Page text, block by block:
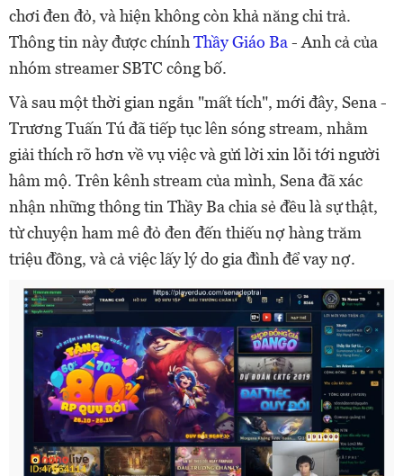
chơi đen đỏ, và hiện không còn khả năng chi trả.
Thông tin này được chínhThầy Giáo Ba - Anh cả của
nhóm streamer SBTC công bố.
Và sau một thời gian ngắn "mất tích", mới đây, Sena -
Trương Tuấn Tú đã tiếp tục lên sóng stream, nhằm
giải thích rõ hơn về vụ việc và gửi lời xin lỗi tới người
hâm mộ. Trên kênh stream của mình, Sena đã xác
nhận những thông tin Thầy Ba chia sẻ đều là sự thật,
từ chuyện ham mê đỏ đen đến thiếu nợ hàng trăm
triệu đồng, và cả việc lấy lý do gia đình để vay nợ.